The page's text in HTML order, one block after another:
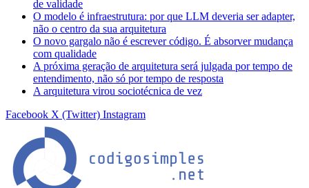
de validade
O modelo é infraestrutura: por que LLM deveria ser adapter,
não o centro da sua arquitetura
O novo gargalo não é escrever código. É absorver mudança
com qualidade
A próxima geração de arquitetura será julgada por tempo de
entendimento, não só por tempo de resposta
A arquitetura virou sociotécnica de vez
Facebook X (Twitter) Instagram